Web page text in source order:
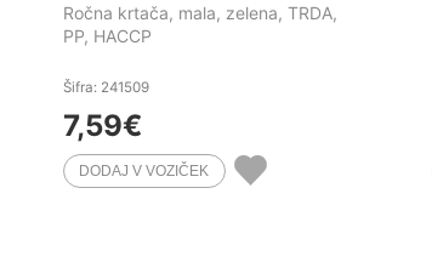
Ročna krtača, mala, zelena, TRDA,
PP, HACCP
Šifra: 241509
7,59€